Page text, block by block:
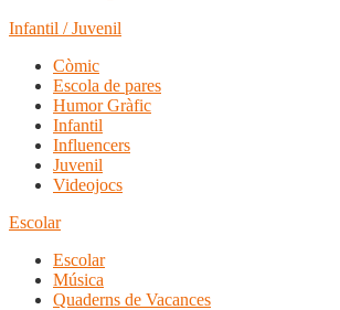
Infantil / Juvenil
Còmic
Escola de pares
Humor Gràfic
Infantil
Influencers
Juvenil
Videojocs
Escolar
Escolar
Música
Quaderns de Vacances